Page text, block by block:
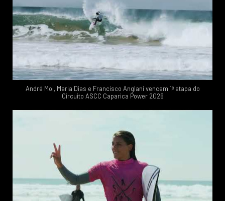
André Moi, Maria Dias e Francisco Anglani vencem 1ª etapa do
Circuito ASCC Caparica Power 2026